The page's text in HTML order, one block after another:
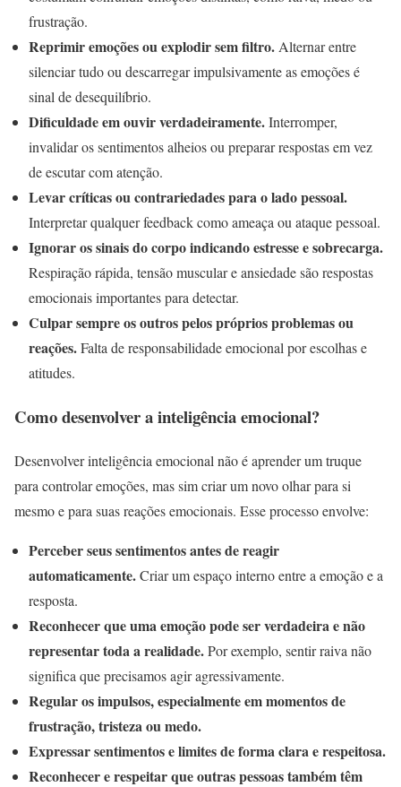
frustração.
Reprimir emoções ou explodir sem filtro. Alternar entre
silenciar tudo ou descarregar impulsivamente as emoções é
sinal de desequilíbrio.
Dificuldade em ouvir verdadeiramente.Interromper,
invalidar os sentimentos alheios ou preparar respostas em vez
de escutar com atenção.
Levar críticas ou contrariedades para o lado pessoal.
Interpretar qualquer feedback como ameaça ou ataque pessoal.
Ignorar os sinais do corpo indicando estresse e sobrecarga.
Respiração rápida, tensão muscular e ansiedade são respostas
emocionais importantes para detectar.
Culpar sempre os outros pelos próprios problemas ou
reações.Falta de responsabilidade emocional por escolhas e
atitudes.
Como desenvolver a inteligência emocional?
Desenvolver inteligência emocional não é aprender um truque
para controlar emoções, mas sim criar um novo olhar para si
mesmo e para suas reações emocionais. Esse processo envolve:
Perceber seus sentimentos antes de reagir
automaticamente.Criar um espaço interno entre a emoção e a
resposta.
Reconhecer que uma emoção pode ser verdadeira e não
representar toda a realidade.Por exemplo, sentir raiva não
significa que precisamos agir agressivamente.
Regular os impulsos, especialmente em momentos de
frustração, tristeza ou medo.
Expressar sentimentos e limites de forma clara e respeitosa.
Reconhecer e respeitar que outras pessoas também têm